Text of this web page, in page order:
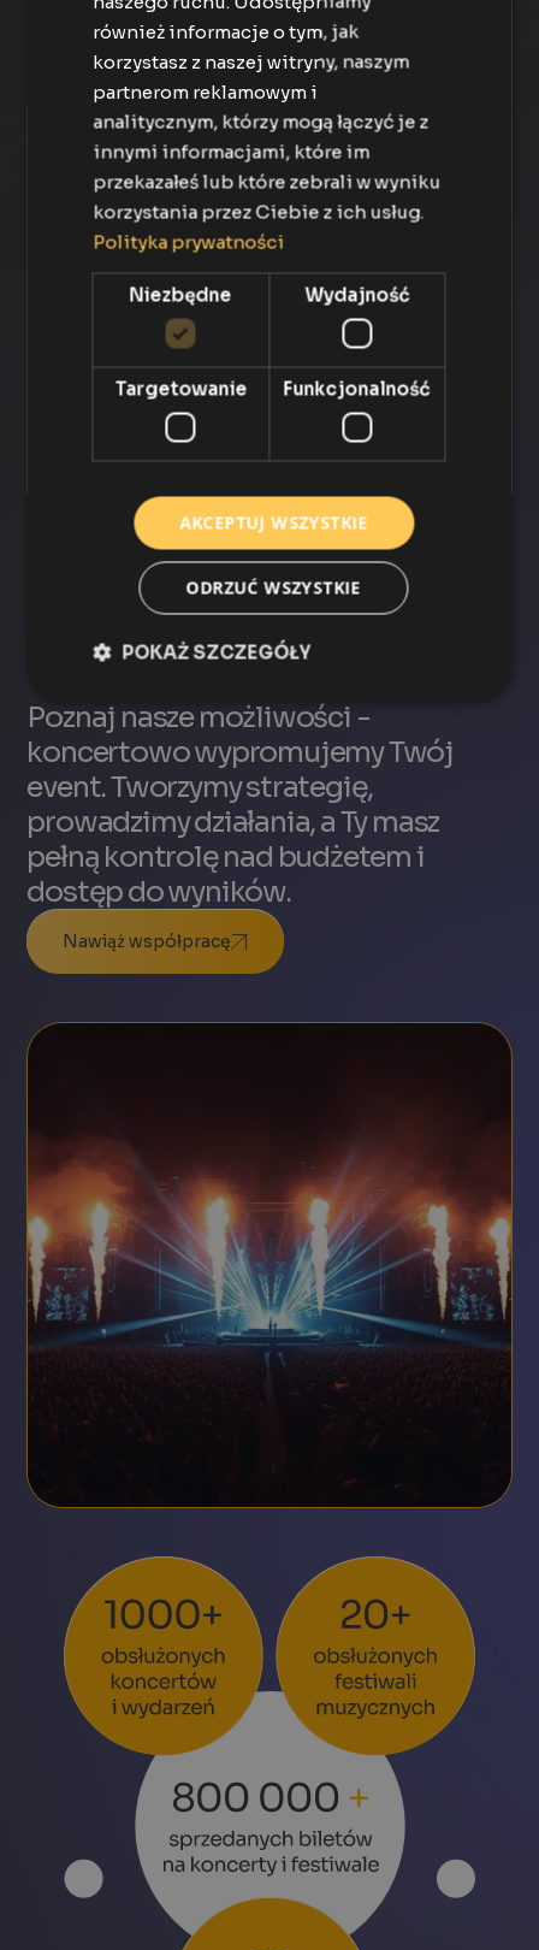
Obracasz na bieżąco środkami ze
sprzedaży
Twoja marka jest na pierwszym planie
Tradycyjne
Platformy biletowe
Wady tradycyjnych platform
Im wyższa cena biletu tym większy zysk
platformy
Brak kontaktu do odbiorców wydarzeń
Dostęp do środków po zakończeniu eventu
Promowane są platformy, a nie
organizatorzy
Evoticketsto część Evoblack
Potrzebujesz wsparcia
marketingowego?
Poznaj nasze możliwości -
koncertowo wypromujemy Twój
event. Tworzymy strategię,
prowadzimy działania, a Ty masz
pełną kontrolę nad budżetem i
dostęp do wyników.
Nawiąż współpracę
również informacje o tym, jak
korzystasz z naszej witryny, naszym
partnerom reklamowym i
analitycznym, którzy mogą łączyć je z
innymi informacjami, które im
przekazałeś lub które zebrali w wyniku
korzystania przez Ciebie z ich usług.
Polityka prywatności
Niezbędne Wydajność
Targetowanie Funkcjonalność
AKCEPTUJ WSZYSTKIE
ODRZUĆ WSZYSTKIE
POKAŻ SZCZEGÓŁY